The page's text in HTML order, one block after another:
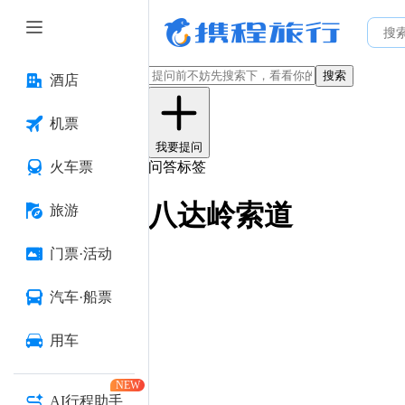
酒店
机票
火车票
旅游
门票·活动
汽车·船票
用车
AI行程助手
NEW
搜索
我要提问
问答标签
八达岭索道